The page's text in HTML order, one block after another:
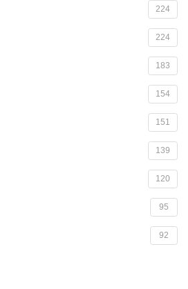
224
224
183
154
151
139
120
95
92